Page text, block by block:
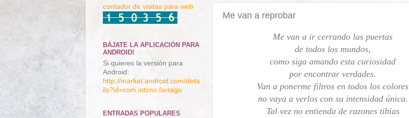
Me van a reprobar
Me van a ir cerrando las puertas
de todos los mundos,
como siga amando esta curiosidad
por encontrar verdades.
Van a ponerme filtros en todos los colores
no vaya a verlos con su intensidad única.
Tal vez no entienda de razones tibias
contador de visitas para web
BÁJATE LA APLICACIÓN PARA
ANDROID!
Si quieres la versión para
Android:
http://market.android.com/deta
ils?id=com.intimo.farrago
ENTRADAS POPULARES